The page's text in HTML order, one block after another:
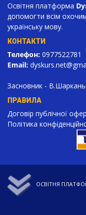
Освітня платформа
допомогти всім
українську мову.
КОНТАКТИ
Телефон: 0977522781
Email: dyskurs.net
Засновник - В.Шаркань
ПРАВИЛА
Договір публічної
Політика
ОСВІТНЯ